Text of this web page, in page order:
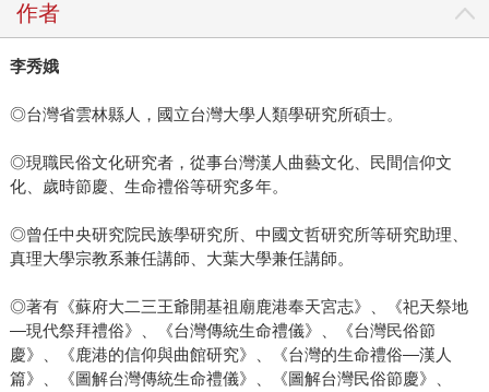
作者
李秀娥
◎台灣省雲林縣人，國立台灣大學人類學研究所碩士。
◎現職民俗文化研究者，從事台灣漢人曲藝文化、民間信仰文
化、歲時節慶、生命禮俗等研究多年。
◎曾任中央研究院民族學研究所、中國文哲研究所等研究助理、
真理大學宗教系兼任講師、大葉大學兼任講師。
◎著有《蘇府大二三王爺開基祖廟鹿港奉天宮志》、《祀天祭地
—現代祭拜禮俗》、《台灣傳統生命禮儀》、《台灣民俗節
慶》、《鹿港的信仰與曲館研究》、《台灣的生命禮俗—漢人
篇》、《圖解台灣傳統生命禮儀》、《圖解台灣民俗節慶》、